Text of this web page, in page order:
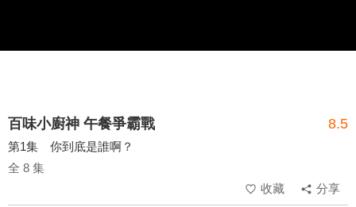
百味小廚神 午餐爭霸戰 8.5
第1集 你到底是誰啊？
全 8 集
收藏
分享